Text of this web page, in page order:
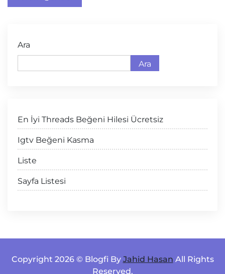
Ara
Ara
En İyi Threads Beğeni Hilesi Ücretsiz
Igtv Beğeni Kasma
Liste
Sayfa Listesi
Copyright 2026 © Blogfi By Jahid Hasan All Rights
Reserved.